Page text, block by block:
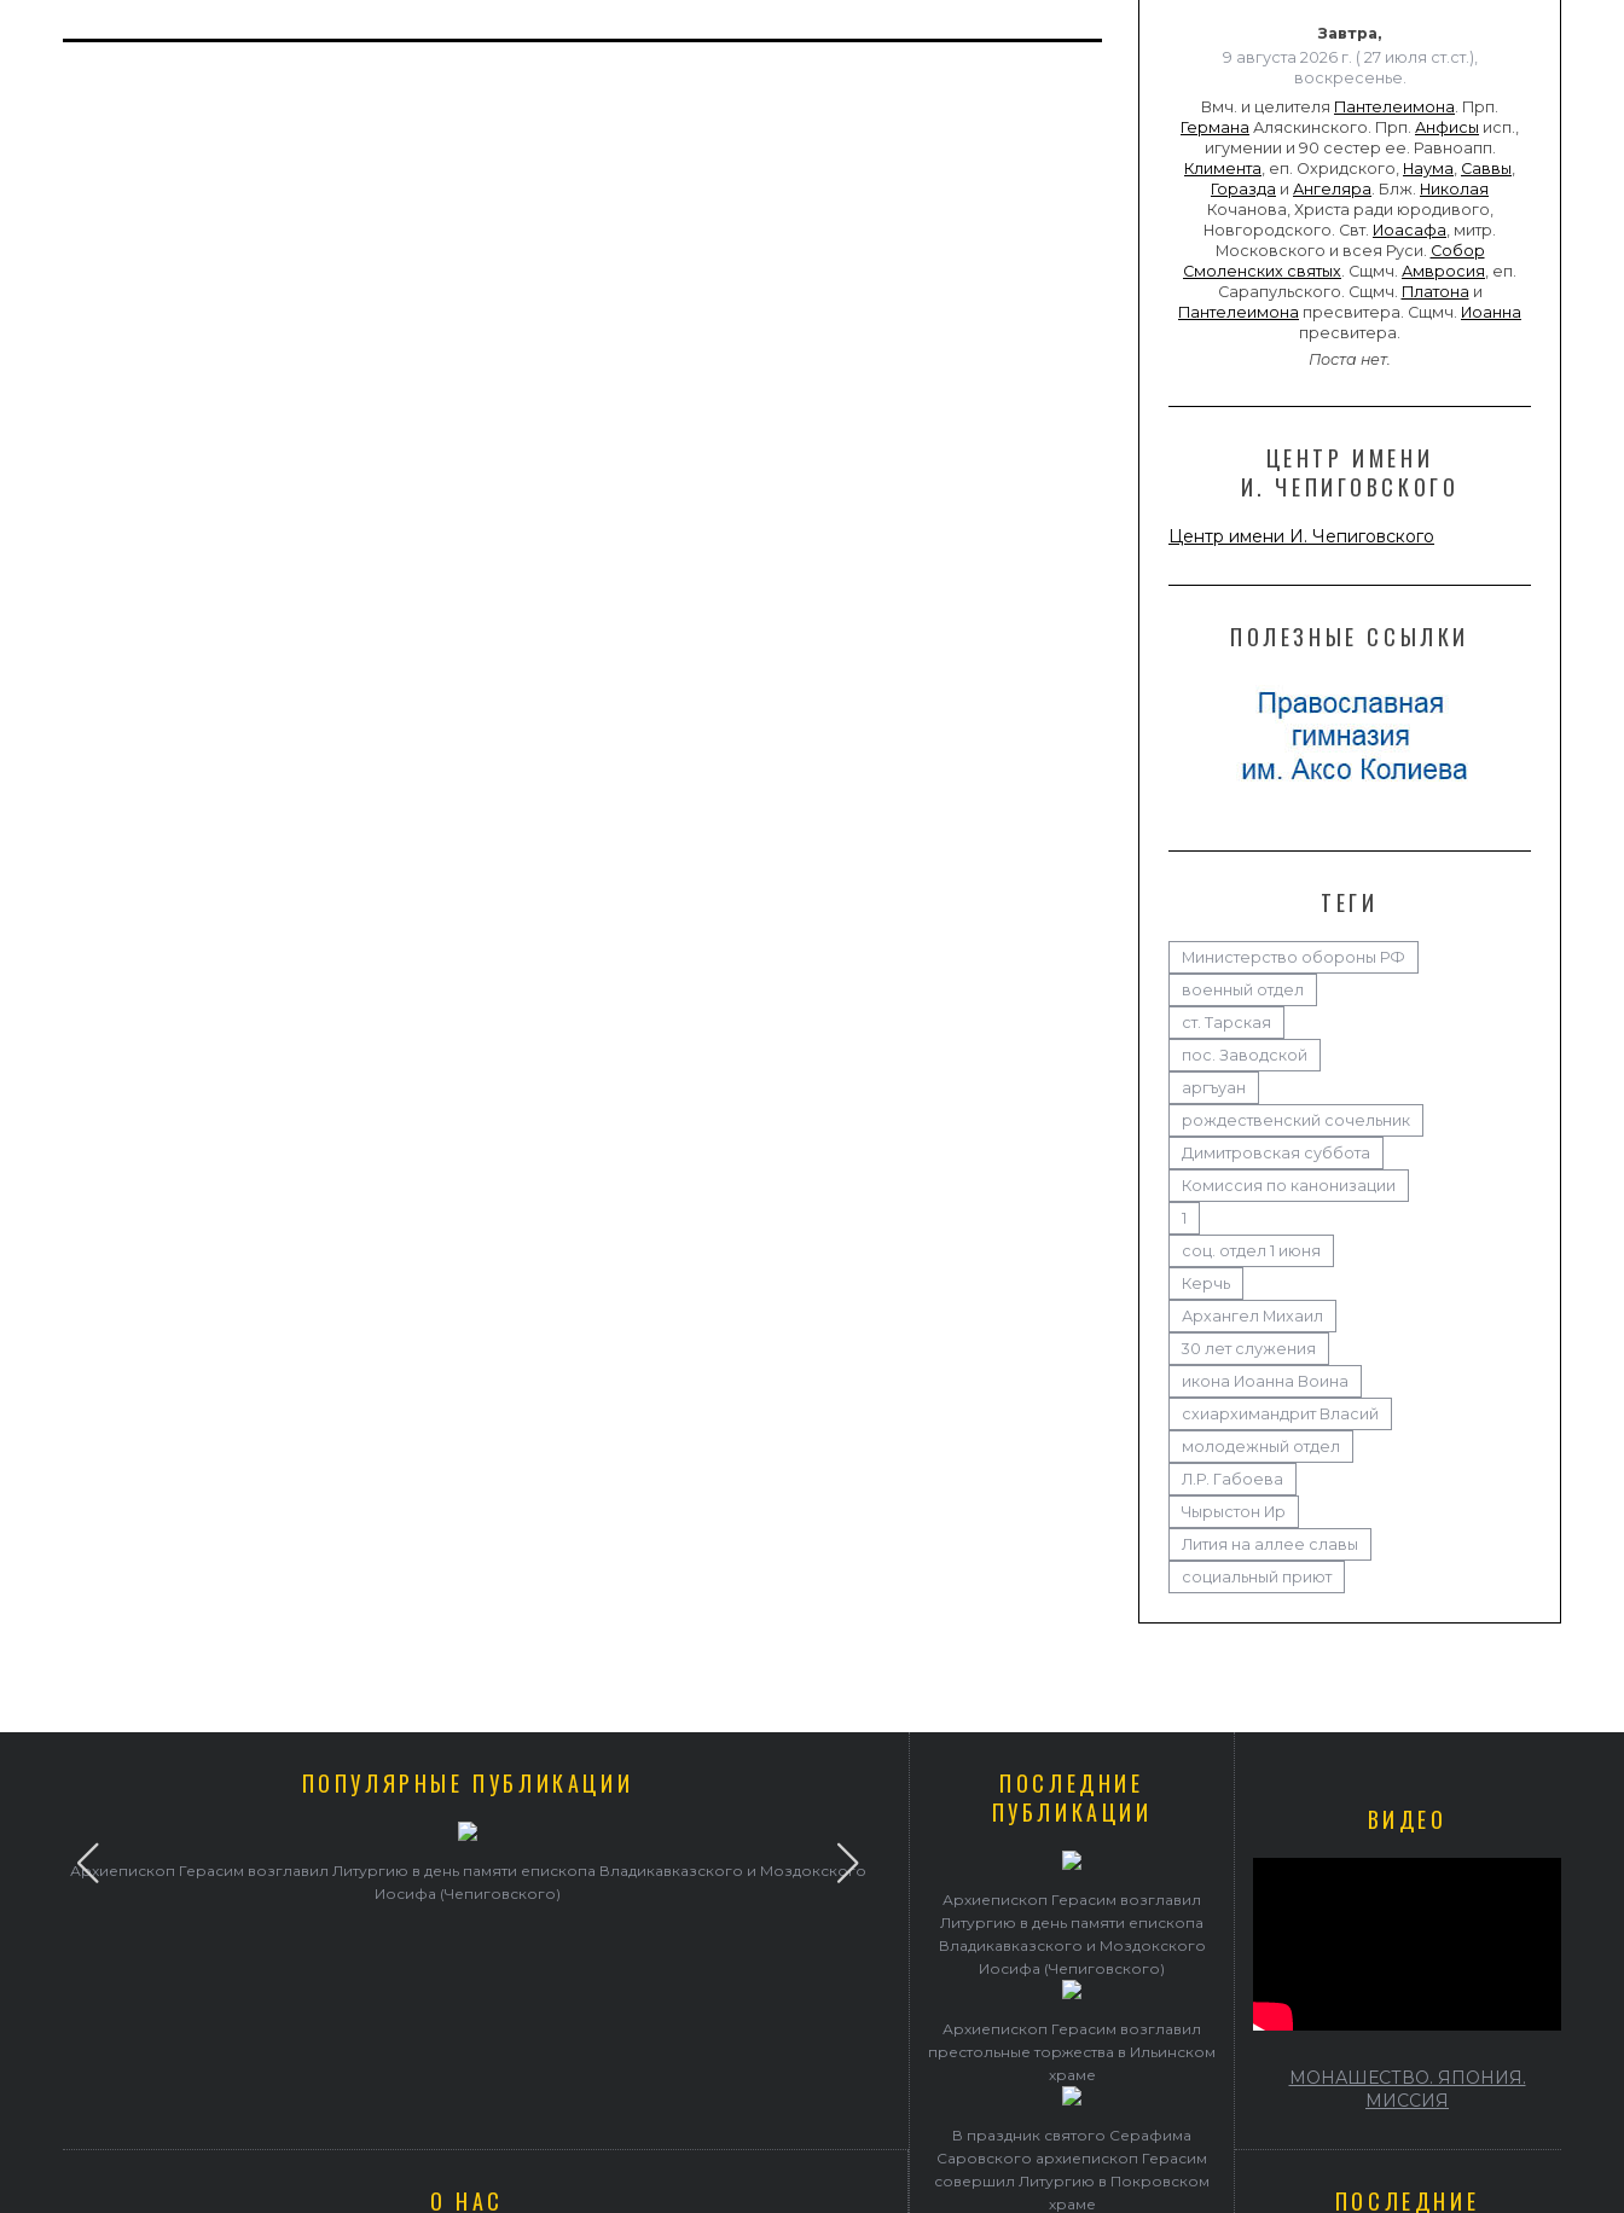
Завтра,
9 августа 2026 г. ( 27 июля ст.ст.),
воскресенье.
Вмч. и целителя Пантелеимона . Прп.
Германа Аляскинского. Прп. Анфисы исп.,
игумении и 90 сестер ее. Равноапп.
Климента , еп. Охридского, Наума Саввы
Горазда и Ангеляра . Блж. Николая
Кочанова, Христа ради юродивого,
Новгородского. Свт. Иоасафа , митр.
Московского и всея Руси. Собор
Смоленских святых . Сщмч. Амвросия , еп.
Сарапульского. Сщмч. Платона и
Пантелеимона пресвитера. Сщмч. Иоанна
пресвитера.
Поста нет.
ЦЕНТР ИМЕНИ
И. ЧЕПИГОВСКОГО
Центр имени И. Чепиговского
ПОЛЕЗНЫЕ ССЫЛКИ
ТЕГИ
Министерство обороны РФ
военный отдел
ст. Тарская
пос. Заводской
аргъуан
рождественский сочельник
Димитровская суббота
Комиссия по канонизации
1
соц. отдел 1 июня
Керчь
Архангел Михаил
30 лет служения
икона Иоанна Воина
схиархимандрит Власий
молодежный отдел
Л.Р. Габоева
Чырыстон Ир
Лития на аллее славы
социальный приют
ПОПУЛЯРНЫЕ ПУБЛИКАЦИИ
Архиепископ Герасим возглавил Литургию в день памяти епископа Владикавказского и Моздокского
Иосифа (Чепиговского)
Архиепископ Герасим возглавил престольные торжества в Ильинском храме
О НАС
ПОСЛЕДНИЕ
ПУБЛИКАЦИИ
Архиепископ Герасим возглавил
Литургию в день памяти епископа
Владикавказского и Моздокского
Иосифа (Чепиговского)
Архиепископ Герасим возглавил
престольные торжества в Ильинском
храме
В праздник святого Серафима
Саровского архиепископ Герасим
совершил Литургию в Покровском
храме
ВИДЕО
МОНАШЕСТВО. ЯПОНИЯ.
МИССИЯ
ПОСЛЕДНИЕ